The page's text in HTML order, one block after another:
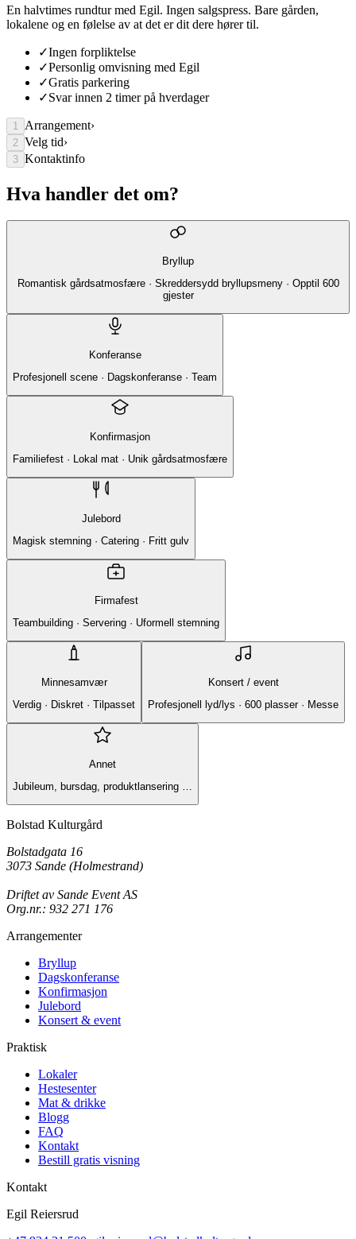
En halvtimes rundtur med Egil. Ingen salgspress. Bare gården,
lokalene og en følelse av at det er dit dere hører til.
✓Ingen forpliktelse
✓Personlig omvisning med Egil
✓Gratis parkering
✓Svar innen 2 timer på hverdager
1 Arrangement›
2 Velg tid›
3 Kontaktinfo
Hva handler det om?
Bryllup
Romantisk gårdsatmosfære · Skreddersydd bryllupsmeny · Opptil 600
gjester
Konferanse
Profesjonell scene · Dagskonferanse · Team
Konfirmasjon
Familiefest · Lokal mat · Unik gårdsatmosfære
Julebord
Magisk stemning · Catering · Fritt gulv
Firmafest
Teambuilding · Servering · Uformell stemning
Minnesamvær
Verdig · Diskret · Tilpasset
Konsert / event
Profesjonell lyd/lys · 600 plasser · Messe
Annet
Jubileum, bursdag, produktlansering …
Bolstad Kulturgård
Bolstadgata 16
3073 Sande (Holmestrand)
Driftet av Sande Event AS
Org.nr.: 932 271 176
Arrangementer
Bryllup
Dagskonferanse
Konfirmasjon
Julebord
Konsert & event
Praktisk
Lokaler
Hestesenter
Mat & drikke
Blogg
FAQ
Kontakt
Bestill gratis visning
Kontakt
Egil Reiersrud